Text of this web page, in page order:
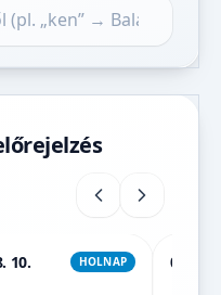
10. HOLNAP 08. 11.